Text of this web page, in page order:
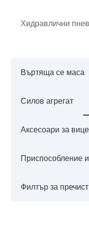
Хидравлични
Въртяща се маса
Силов агрегат
Аксесоари за вице
Приспособление
Филтър за